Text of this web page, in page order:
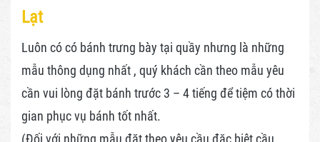
Lạt
Luôn có có bánh trưng bày tại quầy nhưng là những
mẫu thông dụng nhất , quý khách cần theo mẫu yêu
cần vui lòng đặt bánh trước 3 – 4 tiếng để tiệm có thời
gian phục vụ bánh tốt nhất.
(Đối với những mẫu đặt theo yêu cầu đặc biệt cầu